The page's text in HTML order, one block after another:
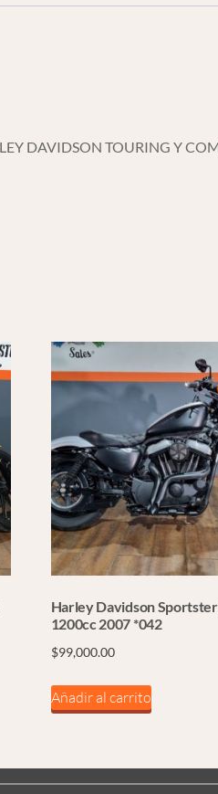
DAVIDSON TOURING Y
Harley Davidson
1200cc 2007 *042
$99,000.00
Añadir al carrito